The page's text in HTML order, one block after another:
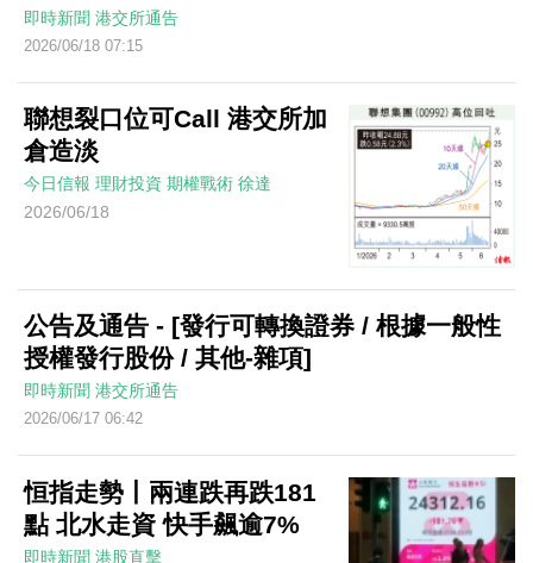
即時新聞 港交所通告
2026/06/18 07:15
聯想裂口位可Call 港交所加
倉造淡
今日信報 理財投資 期權戰術 徐達
2026/06/18
公告及通告 - [發行可轉換證券 / 根據一般性
授權發行股份 / 其他-雜項]
即時新聞 港交所通告
2026/06/17 06:42
恒指走勢丨兩連跌再跌181
點 北水走資 快手飆逾7%
即時新聞 港股直擊